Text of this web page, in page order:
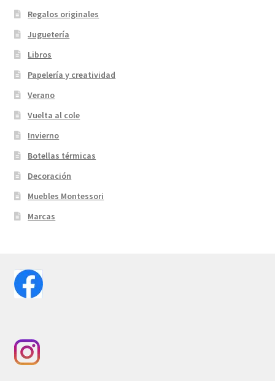
Regalos originales
Juguetería
Libros
Papelería y creatividad
Verano
Vuelta al cole
Invierno
Botellas térmicas
Decoración
Muebles Montessori
Marcas